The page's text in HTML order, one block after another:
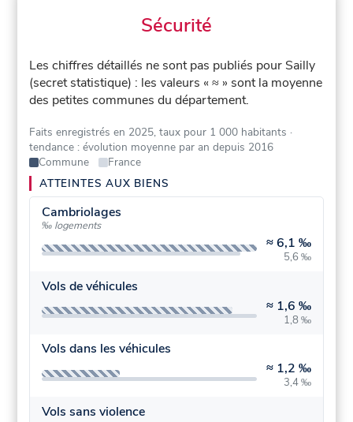
Sécurité
Les chiffres détaillés ne sont pas publiés pour Sailly
(secret statistique) : les valeurs « ≈ » sont la moyenne
des petites communes du département.
Faits enregistrés en 2025, taux pour 1 000 habitants ·
tendance : évolution moyenne par an depuis 2016
Commune
France
ATTEINTES AUX BIENS
Cambriolages
‰ logements
≈6,1 ‰
5,6 ‰
Vols de véhicules
≈ 1,6 ‰
1,8 ‰
Vols dans les véhicules
≈ 1,2 ‰
3,4 ‰
Vols sans violence